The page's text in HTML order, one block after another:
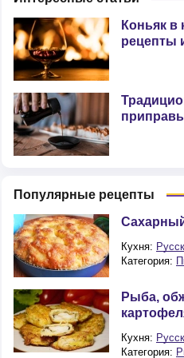
Коньяк в
рецепты
Популярные рецепты
Кухня:
Категория:
Рыба,
Кухня:
Категория: